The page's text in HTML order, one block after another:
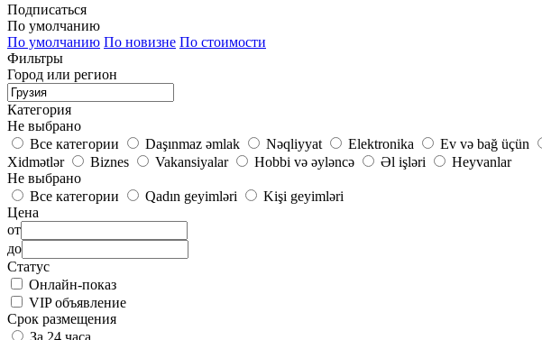
Подписаться
По умолчанию
По умолчанию По новизне По стоимости
Фильтры
Город или регион
Категория
Не выбрано
Все категории
Daşınmaz əmlak Nəqliyyat Elektronika Ev və bağ üçün
Xidmətlər
Biznes Vakansiyalar Hobbi və əyləncə Əl işləri
Heyvanlar
Не выбрано
Все категории
Qadın geyimləri
Kişi geyimləri
Цена
от
до
Статус
Онлайн-показ
VIP объявление
Срок размещения
За 24 часа